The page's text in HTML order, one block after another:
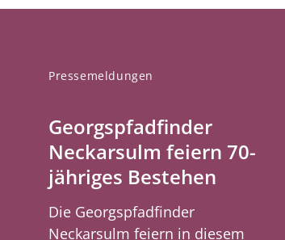
Pressemeldungen
Georgspfadfinder
Neckarsulm feiern 70-
jähriges Bestehen
Die Georgspfadfinder
Neckarsulm feiern in diesem